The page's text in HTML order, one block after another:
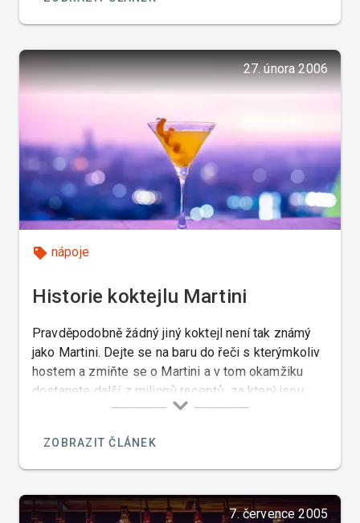
27. února 2006
nápoje
Historie koktejlu Martini
Pravděpodobně žádný jiný koktejl není tak známý
jako Martini. Dejte se na baru do řeči s kterýmkoliv
hostem a zmiňte se o Martini a v tom okamžiku
dostanete další z milionů receptů, za který jsou
jeho vyznavači ochotni bojovat.
ZOBRAZIT ČLÁNEK
7. července 2005